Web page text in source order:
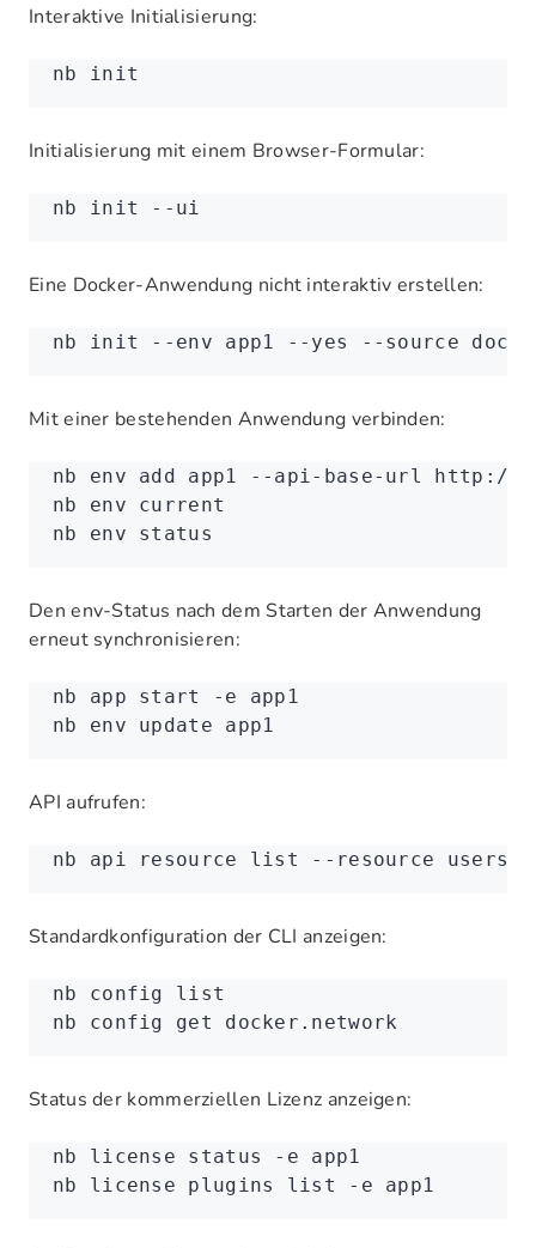
Interaktive Initialisierung:
nb init
Initialisierung mit einem Browser-Formular:
nb init --ui
Eine Docker-Anwendung nicht interaktiv erstellen:
nb init --env app1 --yes --source
Mit einer bestehenden Anwendung verbinden:
nb env add app1 --api-base-url
http://
nb env current
nb env status
Den env-Status nach dem Starten der Anwendung
erneut synchronisieren:
nb app start -e app1
nb env update app1
API aufrufen:
nb api resource list --resource users
Standardkonfiguration der CLI anzeigen:
nb config list
nb config get docker.network
Status der kommerziellen Lizenz anzeigen:
nb license status -e app1
nb license plugins list -e app1